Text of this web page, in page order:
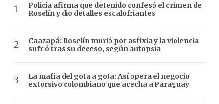
Policía afirma que detenido confesó el crimen de
Roselín y dio detalles escalofriantes
Caazapá: Roselín murió por asfixia y la violencia
sufrió tras su deceso, según autopsia
La mafia del gota a gota: Así opera el negocio
extorsivo colombiano que acecha a Paraguay